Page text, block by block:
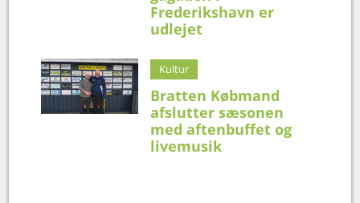
Frederikshavn er
udlejet
Kultur
Bratten Købmand
afslutter sæsonen
med aftenbuffet og
livemusik